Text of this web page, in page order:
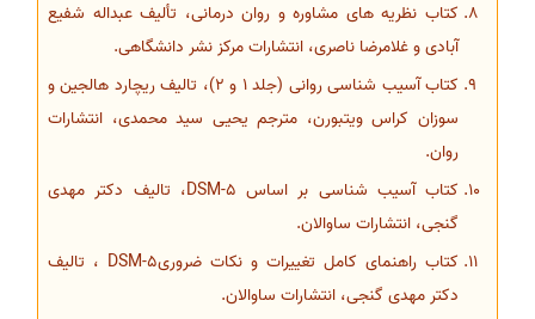
کتاب نظریه های مشاوره و روان درمانی، تألیف عبداله شفیع
آبادی و غلامرضا ناصری، انتشارات مرکز نشر دانشگاهی.
کتاب آسیب شناسی روانی (جلد 1 و 2)، تالیف ریچارد هالجین و
سوزان کراس ویتبورن، مترجم یحیی سید محمدی، انتشارات
روان.
کتاب آسیب شناسی بر اساس DSM-5، تالیف دکتر مهدی
گنجی، انتشارات ساوالان.
کتاب راهنمای کامل تغییرات و نکات ضروریDSM-5 ، تالیف
دکتر مهدی گنجی، انتشارات ساوالان.